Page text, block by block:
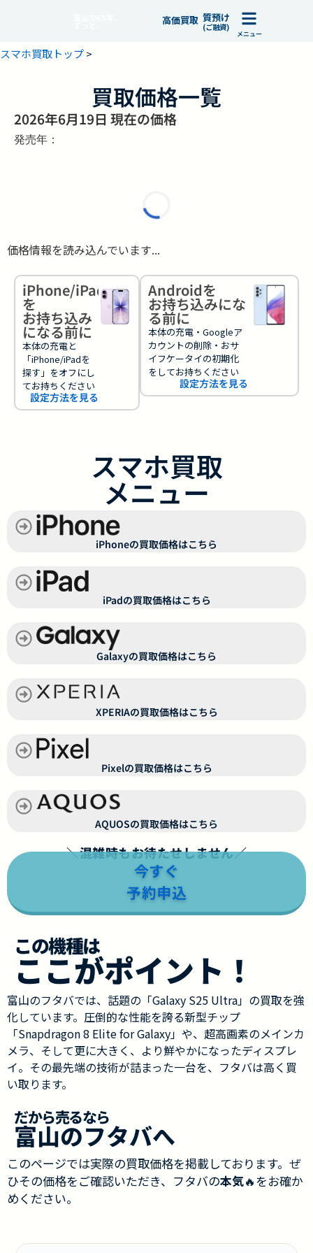
高価買取 質預け
(ご融資)
メニュー
スマホ買取トップ>
買取価格一覧
2026年6月19日 現在の価格
発売年：
価格情報を読み込んでいます...
iPhone/iPad
を
お持ち込み
になる前に
本体の充電と
「iPhone/iPadを
探す」をオフにし
てお持ちください
設定方法を見る
Androidを
お持ち込みにな
る前に
本体の充電・Googleア
カウントの削除・おサ
イフケータイの初期化
をしてお持ちください
設定方法を見る
スマホ買取
メニュー
iPhoneの買取価格はこちら
iPadの買取価格はこちら
Galaxyの買取価格はこちら
XPERIAの買取価格はこちら
Pixelの買取価格はこちら
AQUOSの買取価格はこちら
＼混雑時もお待たせしません／
今すぐ
予約申込
この機種は
ここがポイント！
富山のフタバでは、話題の「Galaxy S25 Ultra」の買取を強
化しています。圧倒的な性能を誇る新型チップ
「Snapdragon 8 Elite for Galaxy」や、超高画素のメインカ
メラ、そして更に大きく、より鮮やかになったディスプレ
イ。その最先端の技術が詰まった一台を、フタバは高く買
い取ります。
だから売るなら
富山のフタバへ
このページでは実際の買取価格を掲載しております。ぜ
ひその価格をご確認いただき、フタバの本気🔥をお確か
めください。